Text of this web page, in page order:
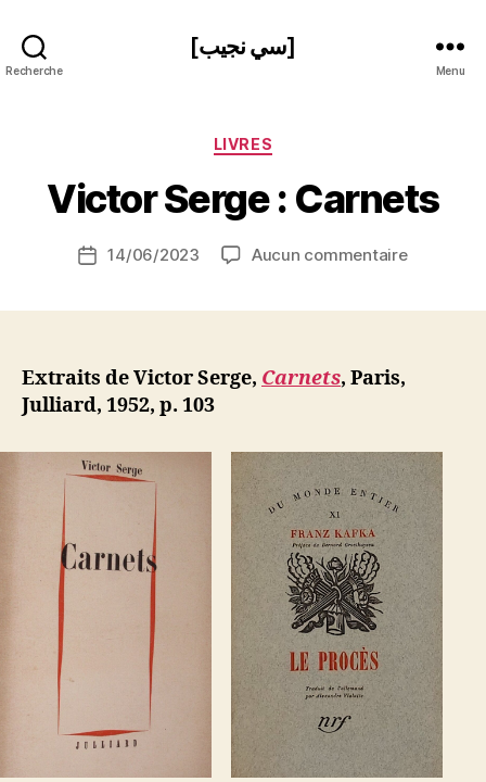
Recherche
[سي نجيب]
Menu
Catégories
LIVRES
Victor Serge : Carnets
de
S
N
Date14/06/2023 Aucun commentairesur
Extraits de Victor Serge, Carnets, Paris,
Julliard, 1952, p. 103